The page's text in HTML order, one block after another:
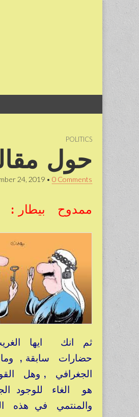
menu
POLITICS
حول
24, 2019 • 0 Comments
ممدوح بيطار :
ثم انك ايها
حضارات سابقة ,
هو الغاء للوجود
والمنتمي في هذه